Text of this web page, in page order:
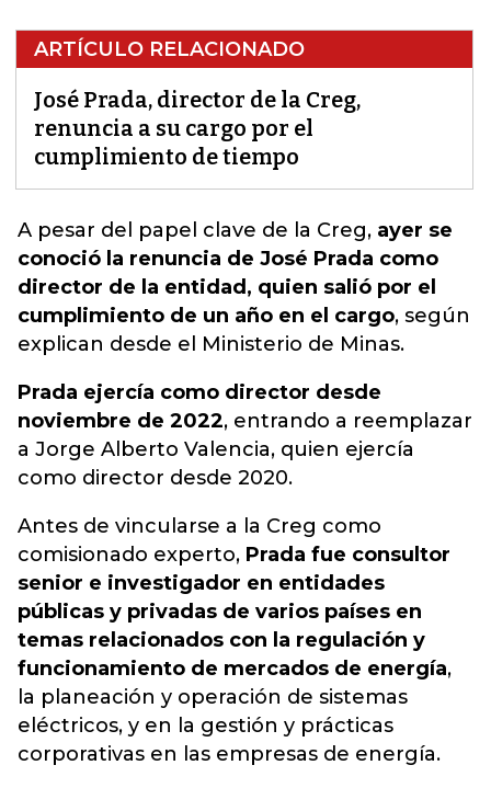
ARTÍCULO RELACIONADO
José Prada, director de la Creg,
renuncia a su cargo por el
cumplimiento de tiempo
A pesar del papel clave de la Creg, ayer se
conoció la renuncia de José Prada como
director de la entidad, quien salió por el
cumplimiento de un año en el cargo, según
explican desde el Ministerio de Minas.
Prada ejercía como director desde
noviembre de 2022, entrando a reemplazar
a Jorge Alberto Valencia, quien ejercía
como director desde 2020.
Antes de vincularse a la Creg como
comisionado experto, Prada fue consultor
senior e investigador en entidades
públicas y privadas de varios países en
temas relacionados con la regulación y
funcionamiento de mercados de energía,
la planeación y operación de sistemas
eléctricos, y en la gestión y prácticas
corporativas en las empresas de energía.